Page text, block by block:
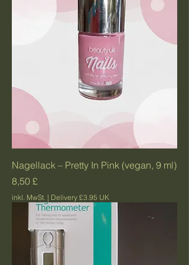
Nagellack – Pretty In Pink (vegan, 9 ml)
Preis
8,50 £
inkl. MwSt. | Delivery £3.95 UK